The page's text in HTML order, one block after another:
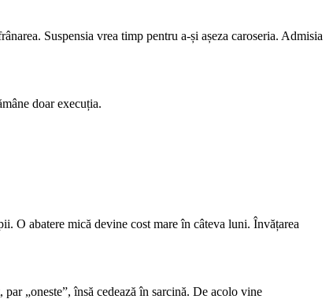
Suspensia vrea timp pentru a-și așeza caroseria. Admisia
doar execuția.
O abatere mică devine cost mare în câteva luni. Învățarea
„oneste”, însă cedează în sarcină. De acolo vine